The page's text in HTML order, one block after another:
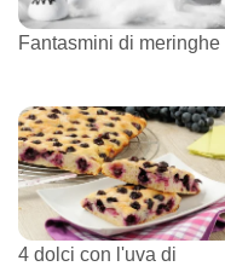
Fantasmini di meringhe
4 dolci con l'uva di